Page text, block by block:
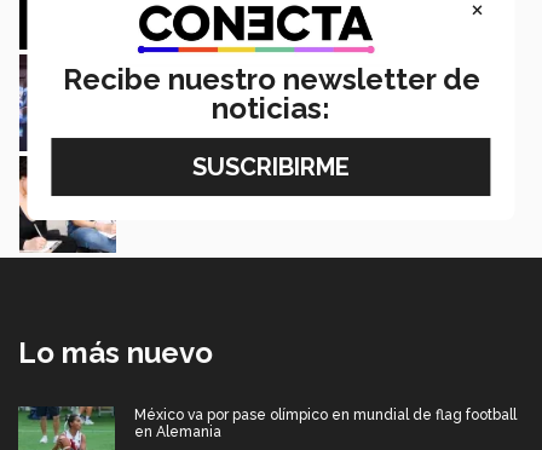
Jilma Ochoa
de arte en Viena (fotos)
Gerardo González
Escultura y Dibujo: alumnos reestrenan aula
de arte en Tec CSF (fotos)
Lo más nuevo
México va por pase olímpico en mundial de flag football
en Alemania
×
Recibe nuestro newsletter de
noticias: